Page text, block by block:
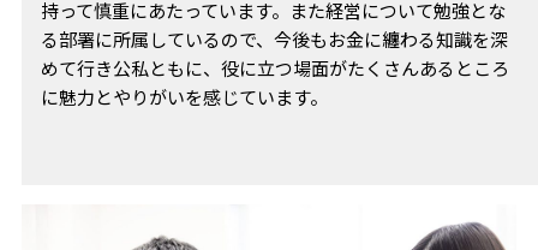
持って慎重にあたっています。また経営について勉強とな
る部署に所属しているので、今後もお金に纏わる知識を深
めて行き公私ともに、役に立つ場面がたくさんあるところ
に魅力とやりがいを感じています。